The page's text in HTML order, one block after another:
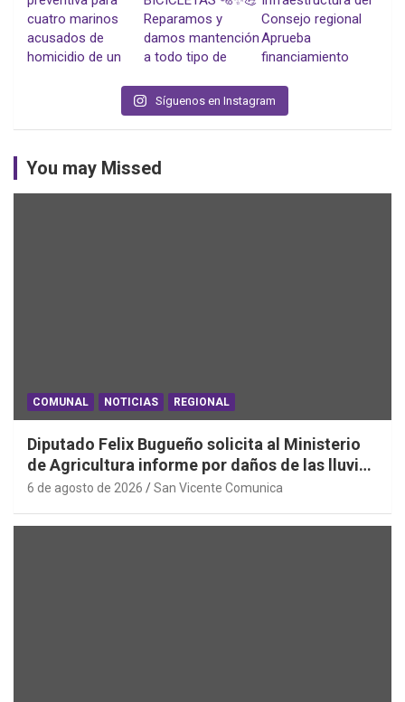
Síguenos en Instagram
You may Missed
COMUNAL NOTICIAS REGIONAL
Diputado Felix Bugueño solicita al Ministerio
de Agricultura informe por daños de las lluvias
en la Región de O´Higgins
6 de agosto de 2026 San Vicente Comunica